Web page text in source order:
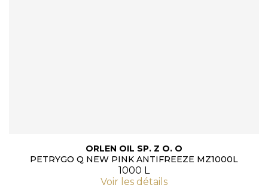
ORLEN OIL SP. Z O. O
PETRYGO Q NEW PINK ANTIFREEZE MZ1000L
1000 L
Voir les détails